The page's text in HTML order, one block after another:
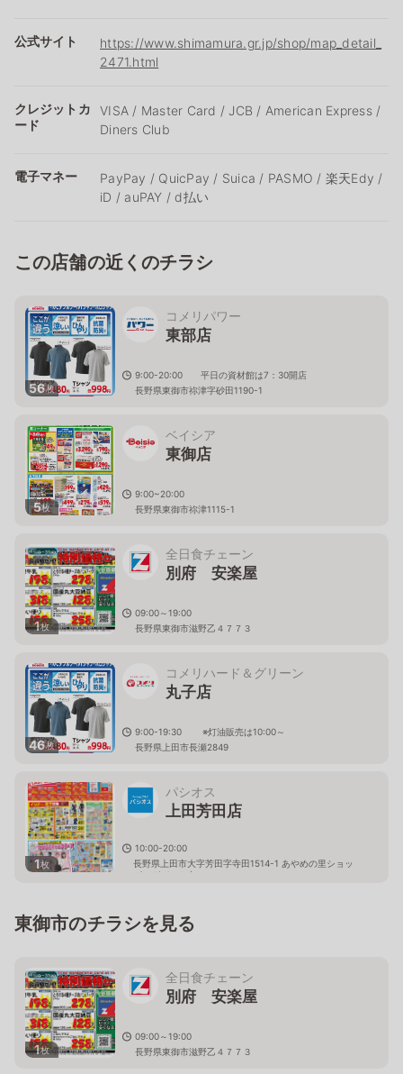
公式サイト
https://www.shimamura.gr.jp/shop/map_detail_
2471.html
クレジットカ
ード
VISA / Master Card / JCB / American Express /
Diners Club
電子マネー
PayPay / QuicPay / Suica / PASMO / 楽天Edy /
iD / auPAY / d払い
この店舗の近くのチラシ
56枚
コメリパワー
東部店
9:00-20:00 平日の資材館は7：30開店
長野県東御市祢津字砂田1190-1
5枚
ベイシア
東御店
9:00~20:00
長野県東御市祢津1115-1
1枚
全日食チェーン
別府 安楽屋
09:00～19:00
長野県東御市滋野乙４７７３
46枚
コメリハード＆グリーン
丸子店
9:00-19:30 ※灯油販売は10:00～
長野県上田市長瀬2849
1枚
パシオス
上田芳田店
10:00-20:00
長野県上田市大字芳田字寺田1514-1 あやめの里ショッ
ピングパーク内
東御市のチラシを見る
1枚
全日食チェーン
別府 安楽屋
09:00～19:00
長野県東御市滋野乙４７７３